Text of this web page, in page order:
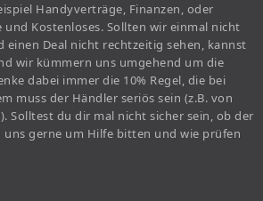
Handyverträge, Finanzen, oder
und Kostenloses. Sollten wir einmal nicht
einen Deal nicht rechtzeitig sehen, kannst
wir kümmern uns umgehend um die
dabei immer die 10% Regel, die bei
muss der Händler seriös sein (z.B. von
Solltest du dir mal nicht sicher sein, ob der
uns gerne um Hilfe bitten und wie prüfen